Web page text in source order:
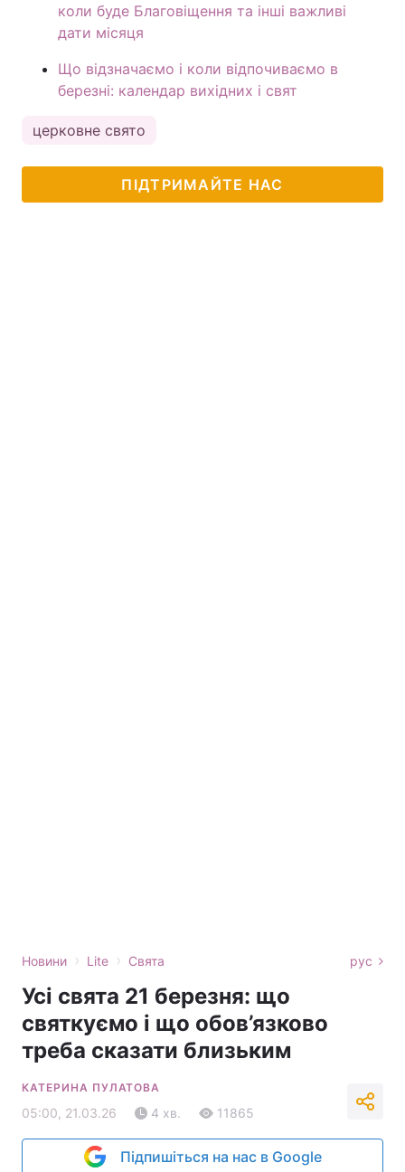
коли буде Благовіщення та інші важливі
дати місяця
Що відзначаємо і коли відпочиваємо в
березні: календар вихідних і свят
церковне свято
ПІДТРИМАЙТЕ НАС
Новини › Lite › Свята рус
Усі свята 21 березня: що
святкуємо і що обов’язково
треба сказати близьким
КАТЕРИНА ПУЛАТОВА
05:00, 21.03.26 4 хв. 11865
Підпишіться на нас в Google